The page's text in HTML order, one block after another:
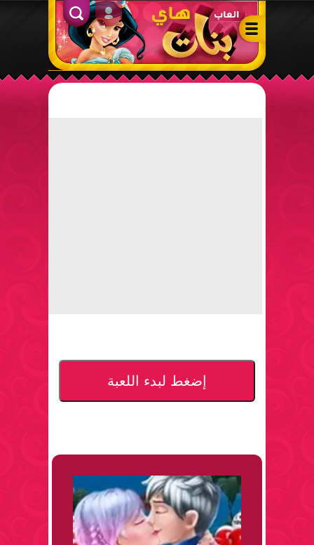
ألعاب بنات هاي – أفضل ألعاب تلبيس، مكياج، طبخ وأنشطة ممتعة
الدخول
إضغط لبدء اللعبة